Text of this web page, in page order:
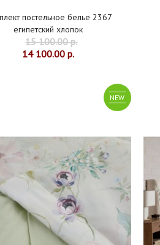
постельное белье 2367
египетский хлопок
15 100.00 р.
14 100.00 р.
NEW